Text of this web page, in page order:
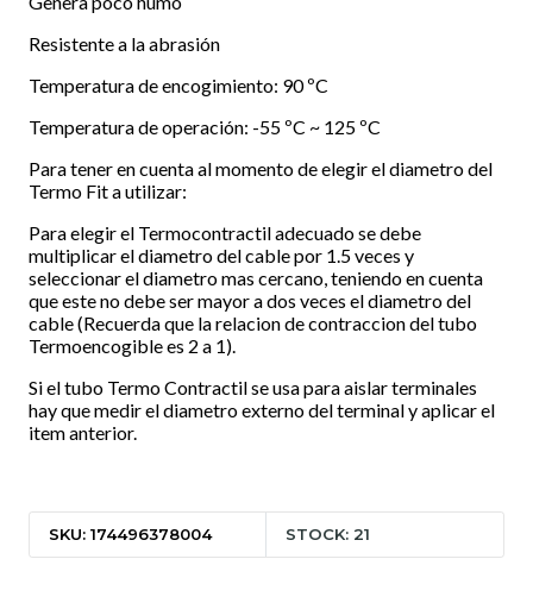
Resistente a la abrasión
Temperatura de encogimiento: 90 ºC
Temperatura de operación: -55 ºC ~ 125 ºC
Para tener en cuenta al momento de elegir el diametro del
Termo Fit a utilizar:
Para elegir el Termocontractil adecuado se debe
multiplicar el diametro del cable por 1.5 veces y
seleccionar el diametro mas cercano, teniendo en cuenta
que este no debe ser mayor a dos veces el diametro del
cable (Recuerda que la relacion de contraccion del tubo
Termoencogible es 2 a 1).
Si el tubo Termo Contractil se usa para aislar terminales
hay que medir el diametro externo del terminal y aplicar el
item anterior.
SKU: 174496378004 STOCK: 21